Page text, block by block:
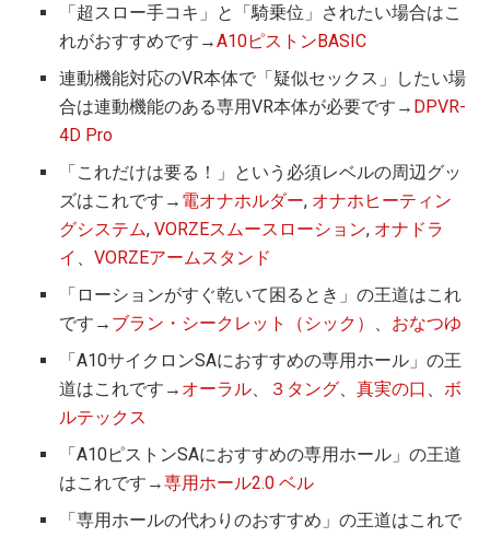
「超スロー手コキ」と「騎乗位」されたい場合はこ
れがおすすめです→A10ピストンBASIC
連動機能対応のVR本体で「疑似セックス」したい場
合は連動機能のある専用VR本体が必要です→ DPVR-
4D Pro
「これだけは要る！」という必須レベルの周辺グッ
ズはこれです→ 電オナホルダー, オナホヒーティン
グシステム,VORZEスムースローション, オナドラ
イ 、VORZEアームスタンド
「ローションがすぐ乾いて困るとき」の王道はこれ
です→ ブラン・シークレット（シック） 、 おなつゆ
「A10サイクロンSAにおすすめの専用ホール」の王
道はこれです→ オーラル、 ３タング、真実の口 、ボ
ルテックス
「A10ピストンSAにおすすめの専用ホール」の王道
はこれです→専用ホール2.0 ベル
「専用ホールの代わりのおすすめ」の王道はこれで